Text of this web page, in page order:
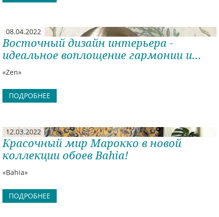
08.04.2022
Восточный дизайн интерьера -
идеальное воплощение гармонии и
самого насущного.
«Zen»
ПОДРОБНЕЕ
12.03.2022
Красочный мир Марокко в новой
коллекции обоев Bahia!
«Bahia»
ПОДРОБНЕЕ